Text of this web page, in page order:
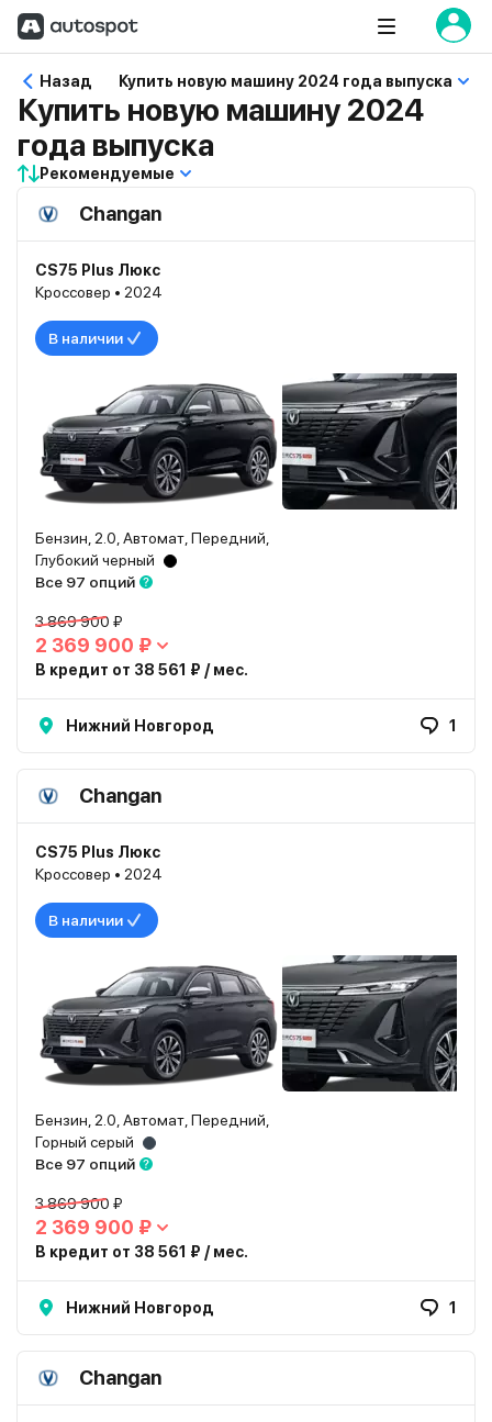
Назад Купить новую машину 2024 года выпуска
Купить новую машину 2024
года выпуска
Рекомендуемые
Changan
CS75 Plus Люкс
Кроссовер • 2024
В наличии
Бензин, 2.0, Автомат, Передний,
Глубокий черный
Все 97 опций
3 869 900 ₽
2 369 900 ₽
В кредит от 38 561 ₽ / мес.
Нижний Новгород 1
Changan
CS75 Plus Люкс
Кроссовер • 2024
В наличии
Бензин, 2.0, Автомат, Передний,
Горный серый
Все 97 опций
3 869 900 ₽
2 369 900 ₽
В кредит от 38 561 ₽ / мес.
Нижний Новгород 1
Changan